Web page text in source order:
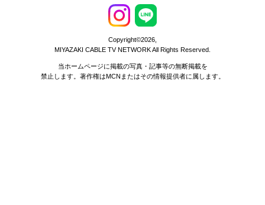
Copyright©2026,
MIYAZAKI CABLE TV NETWORK All Rights Reserved.
当ホームページに掲載の写真・記事等の無断掲載を
禁止します。著作権はMCNまたはその情報提供者に属します。